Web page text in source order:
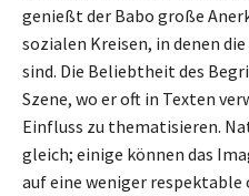
genießt der Babo große
sozialen Kreisen, in denen
sind. Die Beliebtheit des
Szene, wo er oft in Texten
Einfluss zu thematisieren.
gleich; einige können das
auf eine weniger respektable